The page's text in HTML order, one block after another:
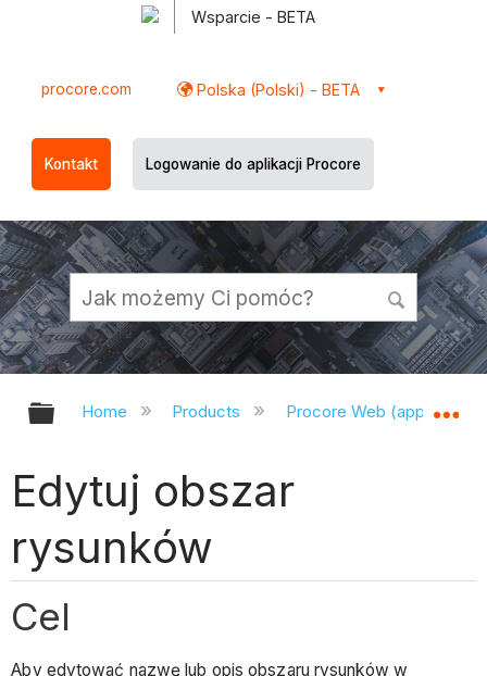
Wsparcie - BETA
procore.com Polska (Polski) - BETA
Kontakt Logowanie do aplikacji Procore
Expand/collapse global hierarchy
Home Products Procore Web
Edytuj obszar
rysunków
Cel
Aby edytować nazwę lub opis obszaru rysunków w